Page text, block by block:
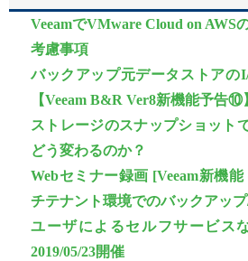
VeeamでVMware Cloud on AWS
考慮事項
バックアップ元データストアの
【Veeam B&R Ver8新機能予告⑩
ストレージのスナップショット
どう変わるのか？
Webセミナー録画 [Veeam新機
チテナント環境でのバックアッ
ユーザによるセルフサービス
2019/05/23開催